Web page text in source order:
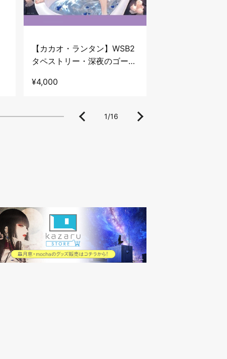
【カカオ・ランタン】WSB2
タペストリー・深夜のゴース
¥4,000
1/16